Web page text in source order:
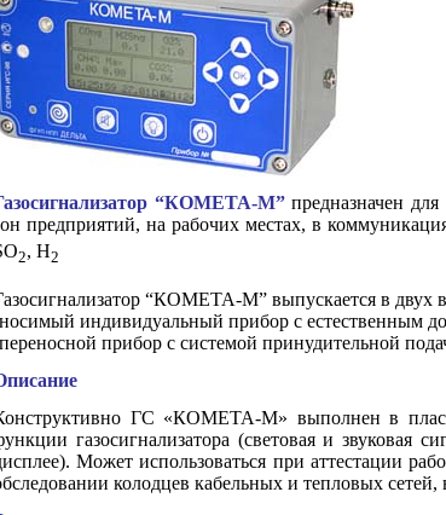
“КОМЕТА-М” предназначен
предприя­тий, на рабочих местах, в
2, H2
“КОМЕТА-М” выпускается в двух
индивидуальный прибор с естественным
прибор с системой принудительной
ГС «КОМЕТА-М» выполнен в
газосигнализатора (световая и звуковая
Может использоваться при аттестации
колодцев кабельных и тепловых